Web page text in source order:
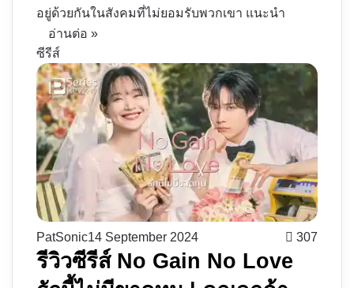
อยู่ด้วยกันในสังคมที่ไม่ยอมรับพวกเขา แนะนำ
อ่านต่อ »
ซีรีส์
PatSonic14 September 2024 307
รีวิวซีรีส์ No Gain No Love